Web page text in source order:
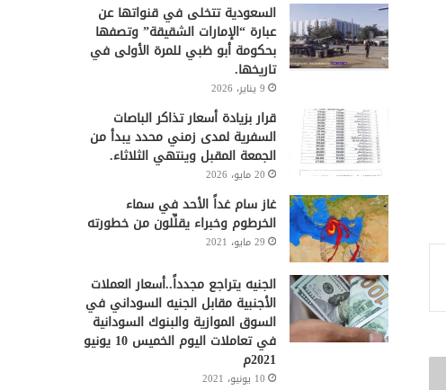
السعودية تتخلى في قنواتها عن
عبارة “الإمارات الشقيقة” وتصفها
بحكومة أبو ظبي للمرة الأولى في
تاريخها.
9 يناير، 2026
قرار بزيادة أسعار تذاكر الباصات
السفرية لمدى زمني محدد يبدأ من
الجمعة المقبل وينتهي الثلاثاء.
20 مايو، 2026
غاز سام غداً الأحد في سماء
الخرطوم وخبراء يقلِّلون من خطورته
29 مايو، 2021
الجنيه يتراجع مجدداً..أسعار العملات
الأجنبية مقابل الجنيه السوداني في
السوق الموازية والبنوك السودانية
في تعاملات اليوم الخميس 10 يونيو
2021م
10 يونيو، 2021